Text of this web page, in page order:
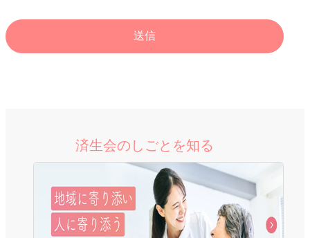
済生会のしごとを知る